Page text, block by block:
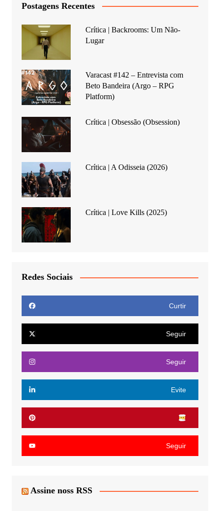
Postagens Recentes
Crítica | Backrooms: Um Não-
Lugar
Varacast #142 – Entrevista com
Beto Bandeira (Argo – RPG
Platform)
Crítica | Obsessão (Obsession)
Crítica | A Odisseia (2026)
Crítica | Love Kills (2025)
Redes Sociais
Curtir
Seguir
Seguir
Evite
Seguir
Assine noss RSS